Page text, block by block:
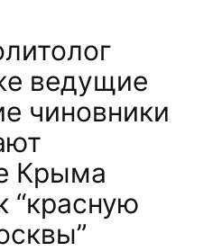
ведущие
чиновники
Крыма
“красную